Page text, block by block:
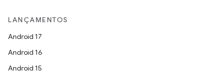
LANÇAMENTOS
Android 17
Android 16
Android 15